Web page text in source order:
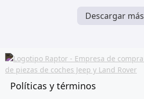
Descargar más
Políticas y términos